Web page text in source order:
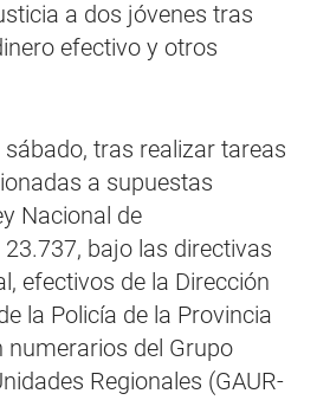
a dos jóvenes tras
efectivo y otros
sábado, tras realizar tareas
a supuestas
Nacional de
bajo las directivas
efectivos de la Dirección
la Policía de la Provincia
del Grupo
Regionales (GAUR-